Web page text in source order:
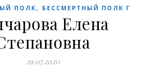
ПОЛК, БЕССМЕРТНЫЙ ПОЛК Г
Елена
29.07.2020